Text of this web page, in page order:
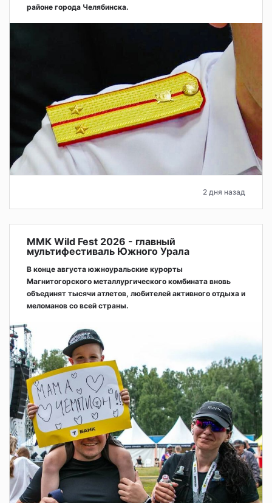
районе города Челябинска.
2 дня назад
ММК Wild Fest 2026 - главный
мультифестиваль Южного Урала
В конце августа южноуральские курорты
Магнитогорского металлургического комбината вновь
объединят тысячи атлетов, любителей активного отдыха и
меломанов со всей страны.